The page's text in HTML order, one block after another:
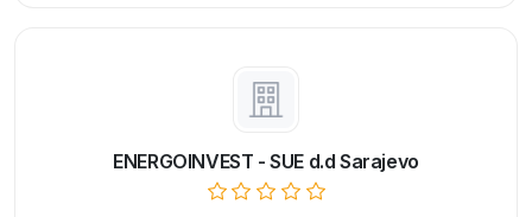
ENERGOINVEST - SUE d.d Sarajevo